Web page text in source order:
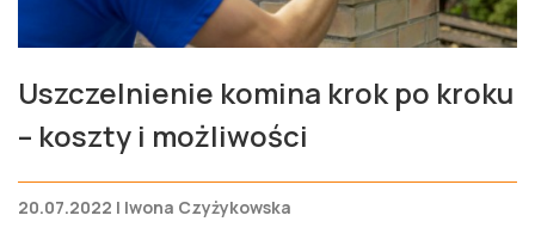
Uszczelnienie komina krok po kroku
– koszty i możliwości
20.07.2022 | Iwona Czyżykowska